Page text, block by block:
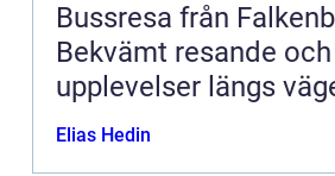
Bussresa från
Bekvämt resande och
upplevelser längs
Elias Hedin